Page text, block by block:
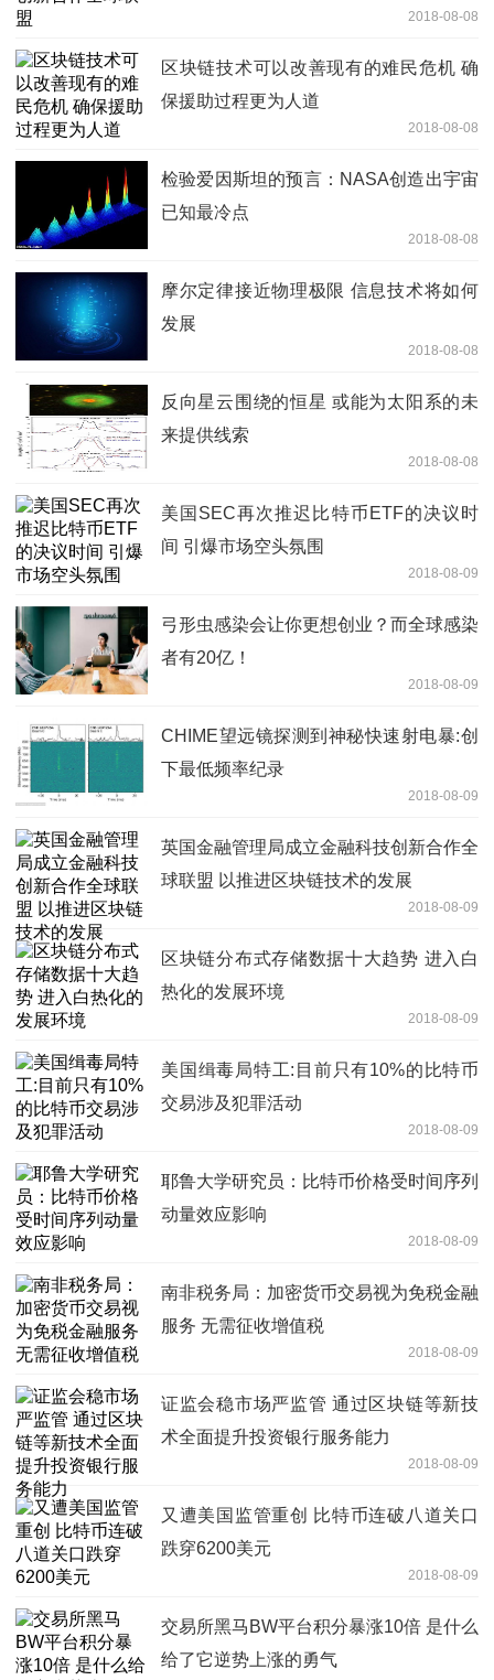
2018-08-08
区块链技术可以改善现有的难民危机 确
保援助过程更为人道
2018-08-08
检验爱因斯坦的预言：NASA创造出宇宙
已知最冷点
2018-08-08
摩尔定律接近物理极限 信息技术将如何
发展
2018-08-08
反向星云围绕的恒星 或能为太阳系的未
来提供线索
2018-08-08
美国SEC再次推迟比特币ETF的决议时
间 引爆市场空头氛围
2018-08-09
弓形虫感染会让你更想创业？而全球感染
者有20亿！
2018-08-09
CHIME望远镜探测到神秘快速射电暴:创
下最低频率纪录
2018-08-09
英国金融管理局成立金融科技创新合作全
球联盟 以推进区块链技术的发展
2018-08-09
区块链分布式存储数据十大趋势 进入白
热化的发展环境
2018-08-09
美国缉毒局特工:目前只有10%的比特币
交易涉及犯罪活动
2018-08-09
耶鲁大学研究员：比特币价格受时间序列
动量效应影响
2018-08-09
南非税务局：加密货币交易视为免税金融
服务 无需征收增值税
2018-08-09
证监会稳市场严监管 通过区块链等新技
术全面提升投资银行服务能力
2018-08-09
又遭美国监管重创 比特币连破八道关口
跌穿6200美元
2018-08-09
交易所黑马BW平台积分暴涨10倍 是什么
给了它逆势上涨的勇气